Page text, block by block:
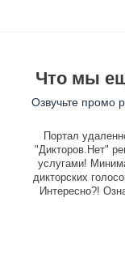
Что мы
Озвучьте промо
Портал
"Дикторов.Нет"
услугами!
дикторских
Интересно?!